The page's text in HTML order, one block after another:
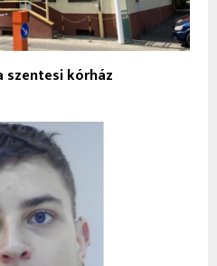
szentesi kórház